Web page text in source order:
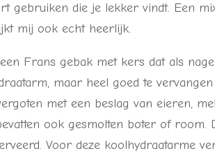
gebruiken die je lekker vindt. Een
mij ook echt heerlijk.
Frans gebak met kers dat als
maar heel goed te
met een beslag van eieren,
ook gesmolten boter of room.
Voor deze koolhydraatarme